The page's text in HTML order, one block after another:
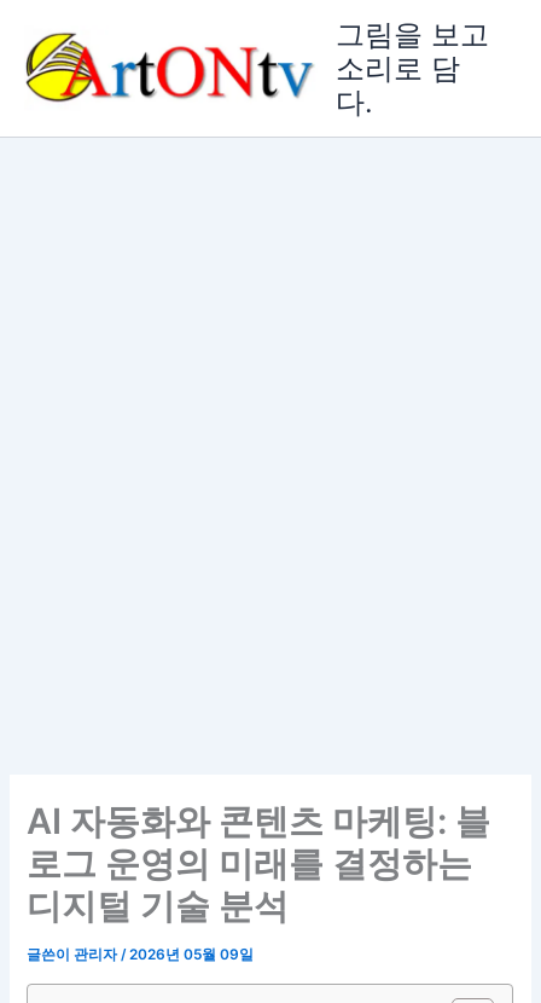
그림을 보고
소리로 담
다.
AI 자동화와 콘텐츠 마케팅: 블
로그 운영의 미래를 결정하는
디지털 기술 분석
글쓴이관리자/2026년 05월 09일